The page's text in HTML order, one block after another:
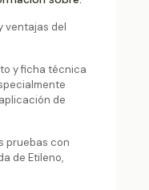
ventajas del
y ficha técnica
de
pruebas con
de Etileno,